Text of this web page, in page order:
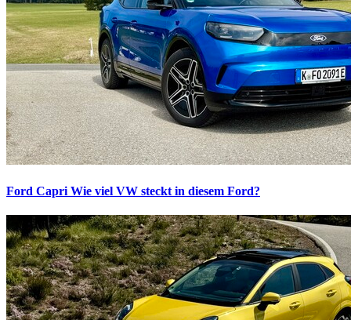
Ford Capri Wie viel VW steckt in diesem Ford?